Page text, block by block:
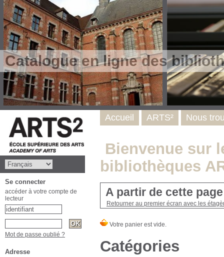
Catalogue en ligne des
Bienvenue sur
bibliothèques
A partir de cette
Retourner au premier écran avec les
Catégories
Accueil ARTS² Nous
Se connecter
accéder à votre compte de
lecteur
Mot de passe oublié ?
Adresse